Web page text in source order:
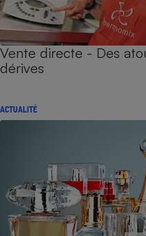
Vente directe - Des
dérives
ACTUALITÉ